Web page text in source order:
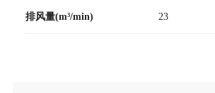
排风量(m³/min) 23